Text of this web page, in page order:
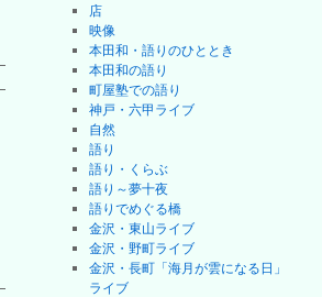
店
映像
本田和・語りのひととき
本田和の語り
町屋塾での語り
神戸・六甲ライブ
自然
語り
語り・くらぶ
語り～夢十夜
語りでめぐる橋
金沢・東山ライブ
金沢・野町ライブ
金沢・長町「海月が雲になる日」
ライブ